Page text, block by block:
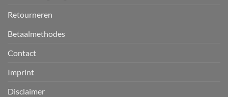
Retourneren
Betaalmethodes
Contact
Imprint
Disclaimer